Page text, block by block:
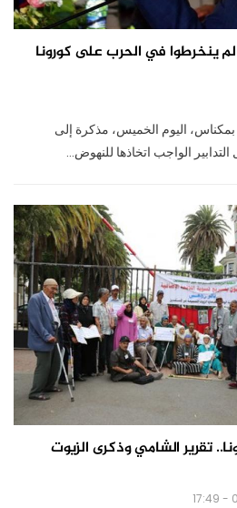
ينخرطوا في الحرب على كورونا
اليوم الخميس، مذكرة إلى
الواجب اتخاذها للنهوض…
تقرير الشامي وذكرى الزيوت